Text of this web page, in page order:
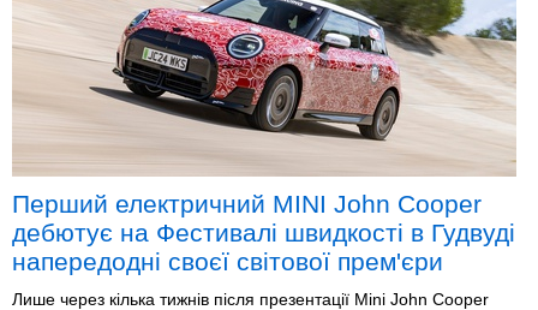
Перший електричний MINI John Cooper
дебютує на Фестивалі швидкості в Гудвуді
напередодні своєї світової прем'єри
Лише через кілька тижнів після презентації Mini John Cooper